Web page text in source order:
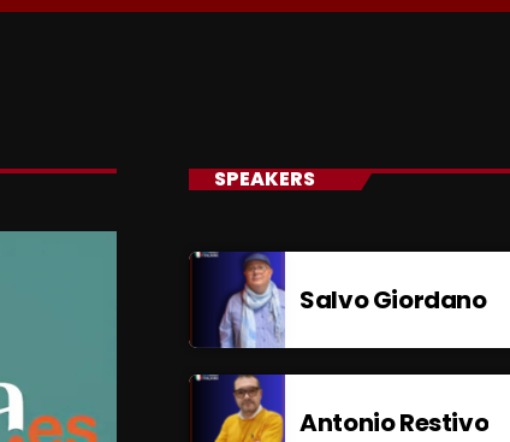
SPEAKERS
Salvo Giordano
Antonio Restivo